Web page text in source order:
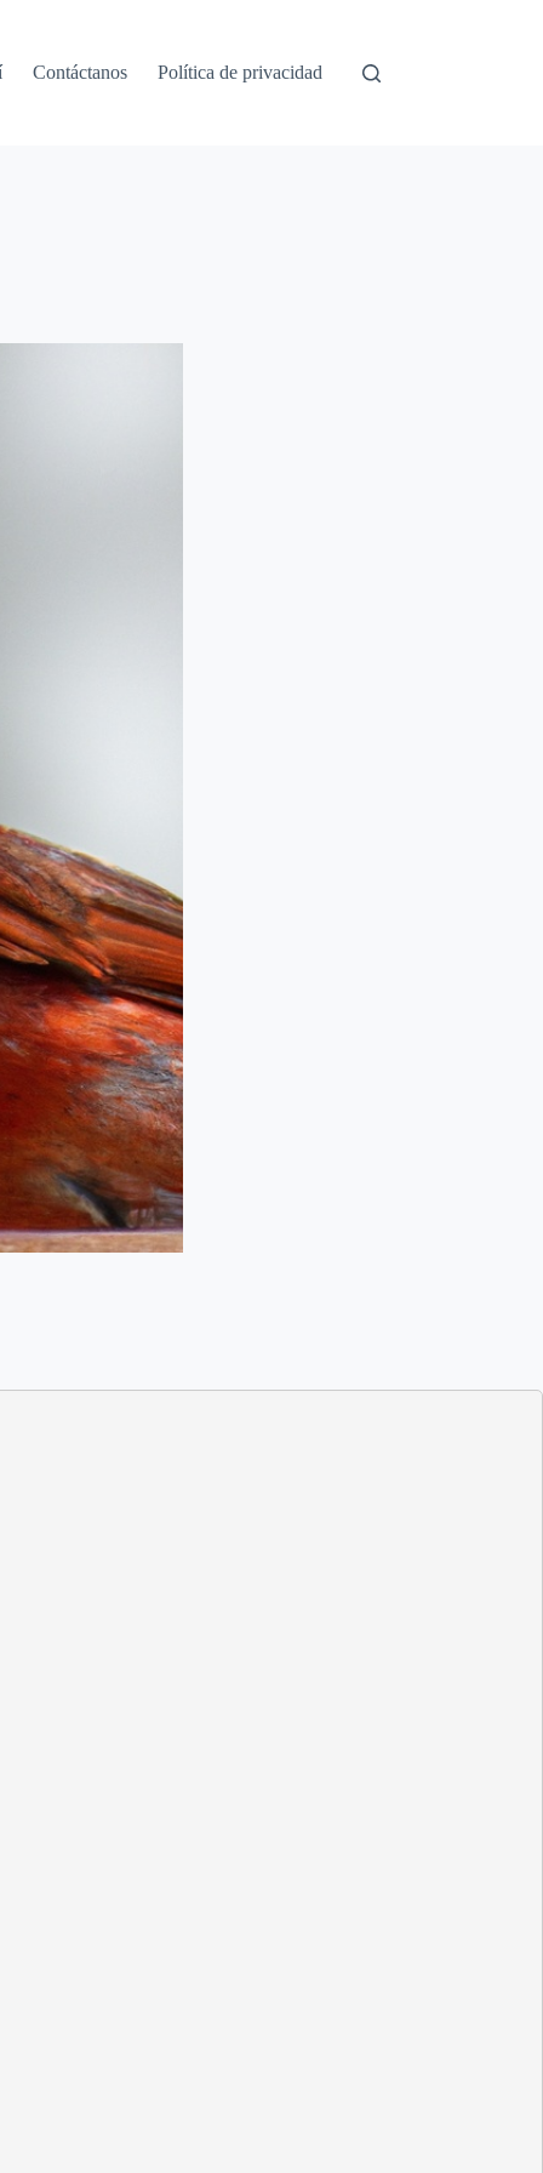
Contáctanos Política de privacidad